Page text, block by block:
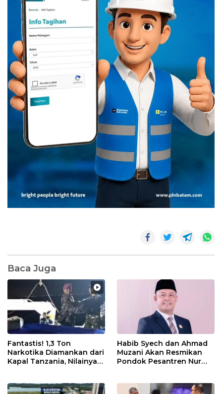
Baca Juga
Fantastis! 1,3 Ton
Narkotika Diamankan dari
Kapal Tanzania, Nilainya
Habib Syech dan Ahmad
Muzani Akan Resmikan
Pondok Pesantren Nur